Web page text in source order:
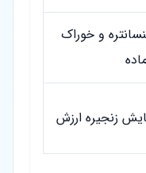
و خوراک
زنجیره ارزش